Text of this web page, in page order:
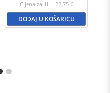
Cijena za 1L = 22,75 €
DODAJ U KOŠARICU